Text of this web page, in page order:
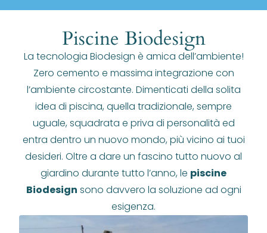
Piscine Biodesign
La tecnologia Biodesign è amica dell’ambiente!
Zero cemento e massima integrazione con
l’ambiente circostante. Dimenticati della solita
idea di piscina, quella tradizionale, sempre
uguale, squadrata e priva di personalità ed
entra dentro un nuovo mondo, più vicino ai tuoi
desideri. Oltre a dare un fascino tutto nuovo al
giardino durante tutto l’anno, le piscine
Biodesign sono davvero la soluzione ad ogni
esigenza.